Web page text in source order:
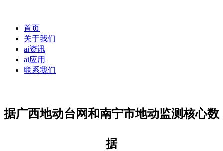
首页
关于我们
ai资讯
ai应用
联系我们
据广西地动台网和南宁市地动监测核心数
据